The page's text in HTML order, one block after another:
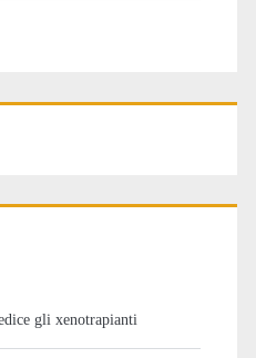
gli xenotrapianti